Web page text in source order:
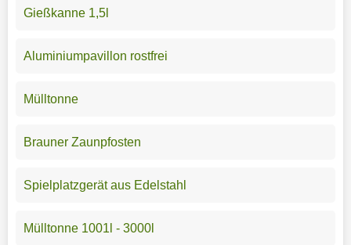
Gießkanne 1,5l
Aluminiumpavillon rostfrei
Mülltonne
Brauner Zaunpfosten
Spielplatzgerät aus Edelstahl
Mülltonne 1001l - 3000l